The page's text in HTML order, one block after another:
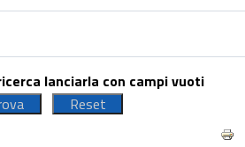
lanciarla con campi vuoti